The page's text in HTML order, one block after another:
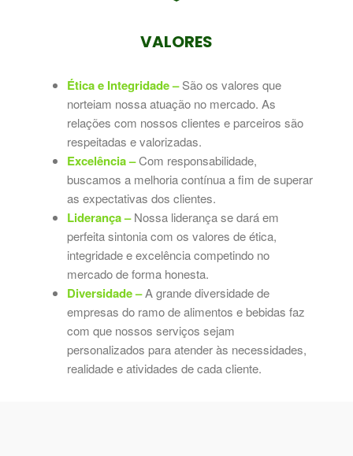
VALORES
Ética e Integridade –São os valores que
norteiam nossa atuação no mercado. As
relações com nossos clientes e parceiros são
respeitadas e valorizadas.
Excelência –Com responsabilidade,
buscamos a melhoria contínua a fim de superar
as expectativas dos clientes.
Liderança –Nossa liderança se dará em
perfeita sintonia com os valores de ética,
integridade e excelência competindo no
mercado de forma honesta.
Diversidade –A grande diversidade de
empresas do ramo de alimentos e bebidas faz
com que nossos serviços sejam
personalizados para atender às necessidades,
realidade e atividades de cada cliente.